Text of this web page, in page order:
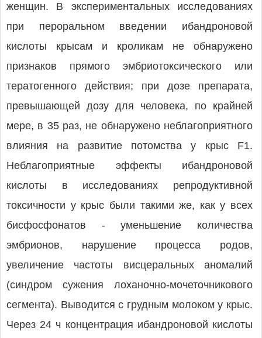
женщин. В экспериментальных исследованиях
при пероральном введении ибандроновой
кислоты крысам и кроликам не обнаружено
признаков прямого эмбриотоксического или
тератогенного действия; при дозе препарата,
превышающей дозу для человека, по крайней
мере, в 35 раз, не обнаружено неблагоприятного
влияния на развитие потомства у крыс F1.
Неблагоприятные эффекты ибандроновой
кислоты в исследованиях репродуктивной
токсичности у крыс были такими же, как у всех
бисфосфонатов - уменьшение количества
эмбрионов, нарушение процесса родов,
увеличение частоты висцеральных аномалий
(синдром сужения лоханочно-мочеточникового
сегмента). Выводится с грудным молоком у крыс.
Через 24 ч концентрация ибандроновой кислоты